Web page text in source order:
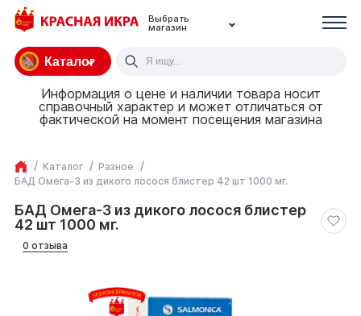
Выбрать
магазин
Каталог
Информация о цене и наличии товара носит
справочный характер и может отличаться от
фактической на момент посещения магазина
Каталог
Разное
БАД Омега-3 из дикого лосося блистер 42 шт 1000 мг.
БАД Омега-3 из дикого лосося блистер
42 шт 1000 мг.
0 отзыва